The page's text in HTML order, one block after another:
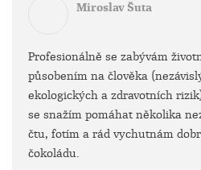
Miroslav Šuta
Profesionálně se zabývám
působením na člověka
ekologických a zdravotních
se snažím pomáhat několika
čtu, fotím a rád vychutnám
čokoládu.